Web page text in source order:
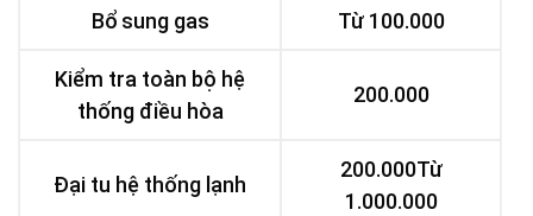
Bổ sung gas Từ 100.000
Kiểm tra toàn bộ hệ
thống điều hòa
200.000
Đại tu hệ thống lạnh
200.000Từ
1.000.000